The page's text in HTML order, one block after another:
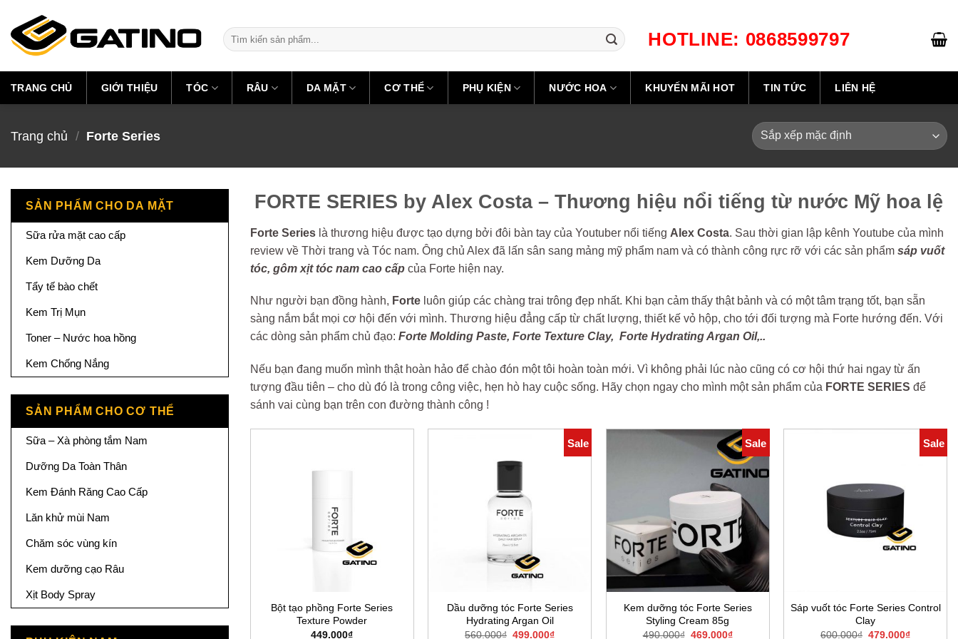
content
Tìm
kiếm:
HOTLINE: 0868599797
TRANG CHỦ GIỚI THIỆU TÓC RÂU DA MẶT CƠ THỂ PHỤ KIỆN NƯỚC HOA KHUYẾN MÃI HOT TIN TỨC LIÊN HỆ
Trang chủ / Forte Series
SẢN PHẨM CHO DA MẶT
Sữa rửa mặt cao cấp
Kem Dưỡng Da
Tẩy tế bào chết
Kem Trị Mụn
Toner – Nước hoa hồng
Kem Chống Nắng
SẢN PHẨM CHO CƠ THỂ
Sữa – Xà phòng tắm Nam
Dưỡng Da Toàn Thân
Kem Đánh Răng Cao Cấp
Lăn khử mùi Nam
Chăm sóc vùng kín
Kem dưỡng cạo Râu
Xịt Body Spray
FORTE SERIES by Alex Costa – Thương hiệu nổi tiếng từ nước Mỹ hoa lệ
Forte Series là thương hiệu được tạo dựng bởi đôi bàn tay của Youtuber nổi tiếng Alex Costa. Sau thời gian lập kênh Youtube của mình
review về Thời trang và Tóc nam. Ông chủ Alex đã lấn sân sang mảng mỹ phẩm nam và có thành công rực rỡ với các sản phẩm sáp vuốt
tóc, gôm xịt tóc nam cao cấp của Forte hiện nay.
Như người bạn đồng hành, Forte luôn giúp các chàng trai trông đẹp nhất. Khi bạn cảm thấy thật bảnh và có một tâm trạng tốt, bạn sẵn
sàng nắm bắt mọi cơ hội đến với mình. Thương hiệu đẳng cấp từ chất lượng, thiết kế vỏ hộp, cho tới đối tượng mà Forte hướng đến. Với
các dòng sản phẩm chủ đạo: Forte Molding Paste, Forte Texture Clay, Forte Hydrating Argan Oil,..
Nếu bạn đang muốn mình thật hoàn hảo để chào đón một tôi hoàn toàn mới. Vì không phải lúc nào cũng có cơ hội thứ hai ngay từ ấn
tượng đầu tiên – cho dù đó là trong công việc, hẹn hò hay cuộc sống. Hãy chọn ngay cho mình một sản phẩm của FORTE SERIES để
sánh vai cùng bạn trên con đường thành công !
Bột tạo phồng Forte Series
Texture Powder
449.000₫
Sale
Dầu dưỡng tóc Forte Series
Hydrating Argan Oil
560.000₫ Giá
499.000₫Giá
Sale
Kem dưỡng tóc Forte Series
Styling Cream 85g
490.000₫ Giá
469.000₫Giá
Sale
Sáp vuốt tóc Forte Series Control
Clay
600.000₫ Giá
479.000₫Giá